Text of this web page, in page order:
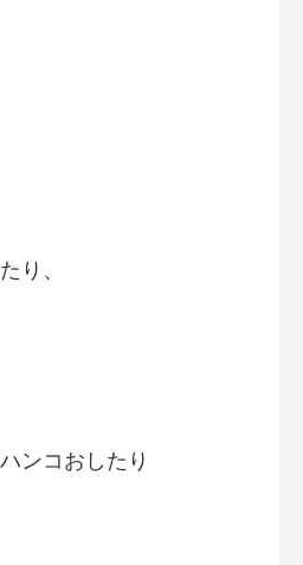
り、
ンコおしたり